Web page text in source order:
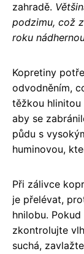
zahradě.
podzimu, což
roku
Kopretiny
odvodněním,
těžkou hlinitou
aby se
půdu s
huminovou,
Při zálivce
je přelévat,
hnilobu.
zkontrolujte
suchá,